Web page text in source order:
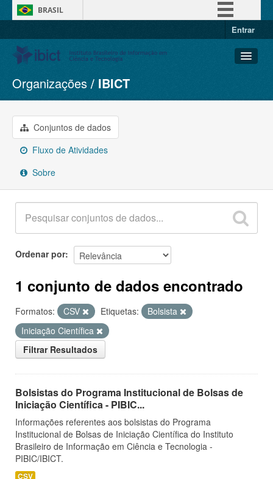
BRASIL
Entrar
Conjuntos de dados
Organizações
Grupos
Sobre
Organizações IBICT
Conjuntos de dados
Fluxo de Atividades
Sobre
Ordenar por
1 conjunto de dados encontrado
Formatos: CSV Etiquetas:
Bolsista
Iniciação Científica
Filtrar Resultados
Bolsistas do Programa Institucional de Bolsas de
Iniciação Científica - PIBIC...
Informações referentes aos bolsistas do Programa
Institucional de Bolsas de Iniciação Científica do Instituto
Brasileiro de Informação em Ciência e Tecnologia -
PIBIC/IBICT.
CSV